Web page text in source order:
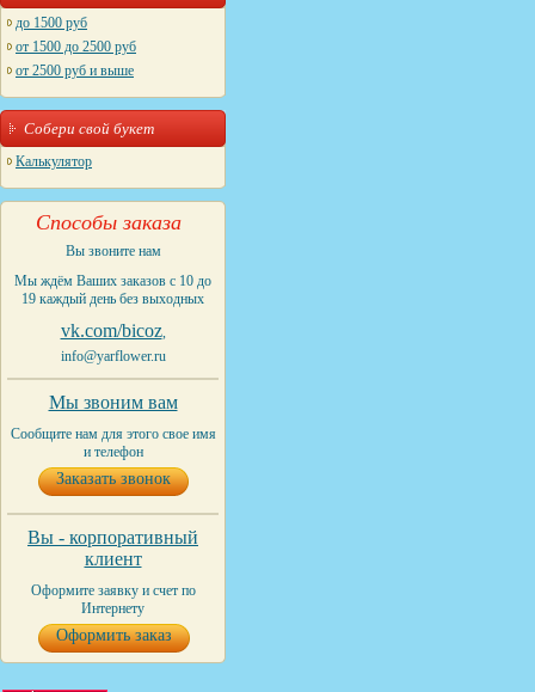
до 1500 руб
от 1500 до 2500 руб
от 2500 руб и выше
Собери свой букет
Калькулятор
Способы заказа
Вы звоните нам
Мы ждём Ваших заказов с 10 до
19 каждый день без выходных
vk.com/bicoz,
info@yarflower.ru
Мы звоним вам
Сообщите нам для этого свое имя
и телефон
Заказать звонок
Вы - корпоративный
клиент
Оформите заявку и счет по
Интернету
Оформить заказ